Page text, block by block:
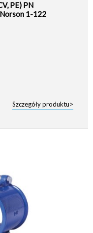
PE) PN
1-122
Szczegóły produktu>